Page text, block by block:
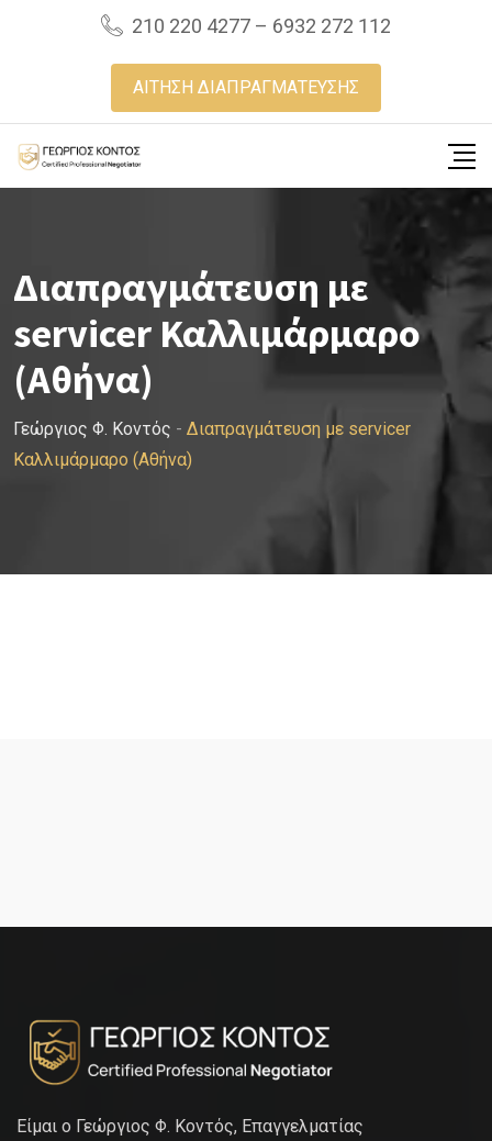
210 220 4277 – 6932 272 112
ΑΙΤΗΣΗ ΔΙΑΠΡΑΓΜΑΤΕΥΣΗΣ
Διαπραγμάτευση με
servicer Καλλιμάρμαρο
(Αθήνα)
Γεώργιος Φ. Κοντός - Διαπραγμάτευση με servicer
Καλλιμάρμαρο (Αθήνα)
Είμαι ο Γεώργιος Φ. Κοντός, Επαγγελματίας